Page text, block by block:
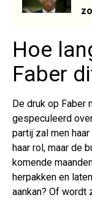
Hoe
Faber
De druk op Faber
gespeculeerd
partij zal men
haar rol, maar de
komende
herpakken en
aankan? Of wordt